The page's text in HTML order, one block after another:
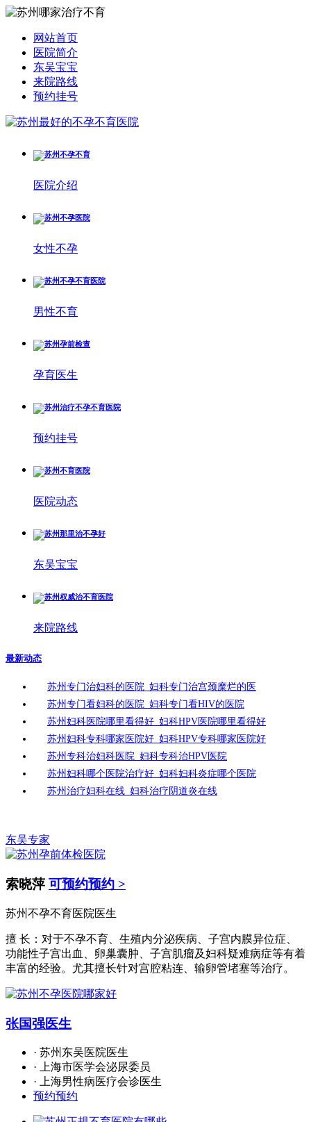
网站首页
医院简介
东吴宝宝
来院路线
预约挂号
医院介绍
女性不孕
男性不育
孕育医生
预约挂号
医院动态
东吴宝宝
来院路线
最新动态
苏州专门治妇科的医院_妇科专门治宫颈糜烂的医
苏州专门看妇科的医院_妇科专门看HIV的医院
苏州妇科医院哪里看得好_妇科HPV医院哪里看得好
苏州妇科专科哪家医院好_妇科HPV专科哪家医院好
苏州专科治妇科医院_妇科专科治HPV医院
苏州妇科哪个医院治疗好_妇科妇科炎症哪个医院
苏州治疗妇科在线_妇科治疗阴道炎在线
东吴专家
索晓萍 可预约预约 >
苏州不孕不育医院医生
擅 长：对于不孕不育、生殖内分泌疾病、子宫内膜异位症、
功能性子宫出血、卵巢囊肿、子宫肌瘤及妇科疑难病症等有着
丰富的经验。尤其擅长针对宫腔粘连、输卵管堵塞等治疗。
张国强医生
· 苏州东吴医院医生
· 上海市医学会泌尿委员
· 上海男性病医疗会诊医生
预约预约